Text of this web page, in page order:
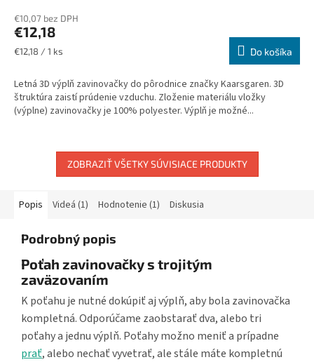
produktu
je
5,0
hviezdičiek.
€10,07 bez DPH
€12,18
Jednotková
€12,18 / 1 ks Do košíka
Letná 3D výplň zavinovačky do pôrodnice značky Kaarsgaren. 3D
štruktúra zaistí prúdenie vzduchu. Zloženie materiálu vložky
(výplne) zavinovačky je 100% polyester. Výplň je možné...
ZOBRAZIŤ VŠETKY SÚVISIACE PRODUKTY
Popis Videá (1) Hodnotenie (1) Diskusia
Podrobný popis
Poťah zavinovačky s trojitým
zaväzovaním
K poťahu je nutné dokúpiť aj výplň, aby bola zavinovačka
kompletná. Odporúčame zaobstarať dva, alebo tri
poťahy a jednu výplň. Poťahy možno meniť a prípadne
prať, alebo nechať vyvetrať, ale stále máte kompletnú